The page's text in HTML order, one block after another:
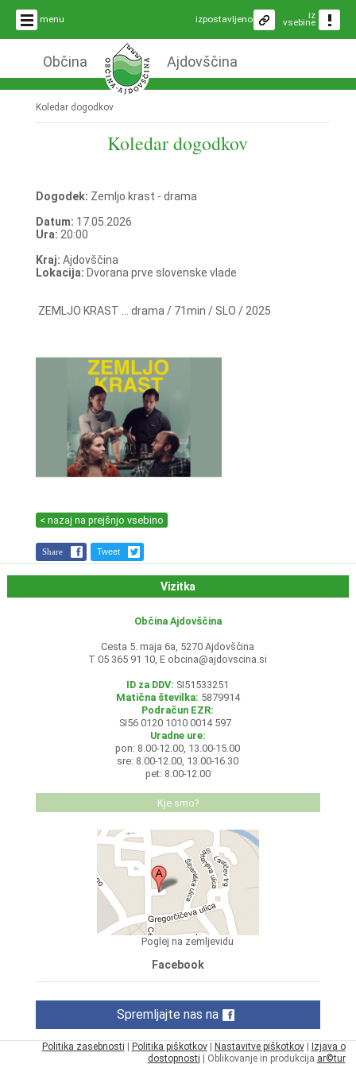
menu iz
vsebine
izpostavljeno
Občina Ajdovščina
Koledar dogodkov
Koledar dogodkov
Dogodek: Zemljo krast - drama
Datum: 17.05.2026
Ura: 20:00
Kraj: Ajdovščina
Lokacija: Dvorana prve slovenske vlade
ZEMLJO KRAST ... drama / 71min / SLO / 2025
< nazaj na prejšnjo vsebino
Share Tweet
Vizitka
Občina Ajdovščina
Cesta 5. maja 6a, 5270 Ajdovščina
T 05 365 91 10, E obcina@ajdovscina.si
ID za DDV: SI51533251
Matična številka: 5879914
Podračun EZR:
SI56 0120 1010 0014 597
Uradne ure:
pon: 8.00-12.00, 13.00-15.00
sre: 8.00-12.00, 13.00-16.30
pet: 8.00-12.00
Kje smo?
Poglej na zemljevidu
Facebook
Spremljajte nas na
Politika zasebnosti Politika piškotkov| Nastavitve piškotkov|
Izjava o
dostopnosti | Oblikovanje in produkcija ar©tur